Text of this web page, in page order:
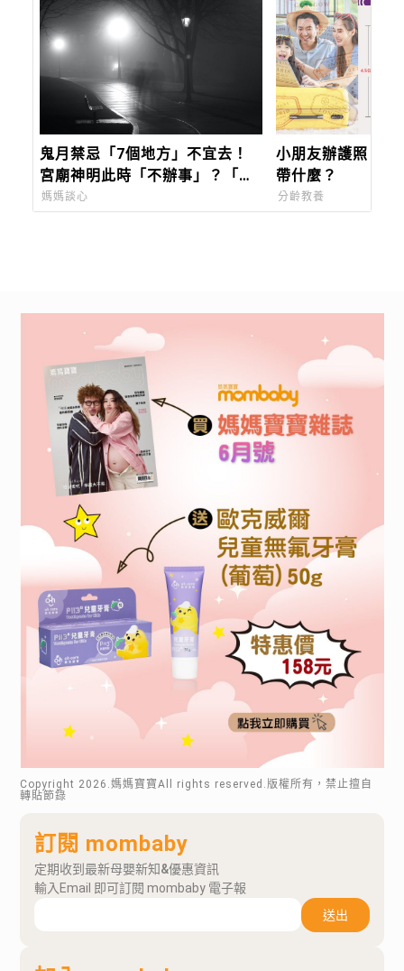
鬼月禁忌「7個地方」不宜去！
宮廟神明此時「不辦事」？「剪
髮」更容易生病倒楣！
媽媽談心
小朋友辦護照，去
帶什麼？
分齡教養
Copyright 2026 .媽媽寶寶All rights reserved.版權所有，禁止擅自
轉貼節錄
訂閱 mombaby
定期收到最新母嬰新知&優惠資訊
輸入Email 即可訂閱 mombaby 電子報
送出